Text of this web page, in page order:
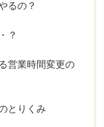
るの？
？
営業時間変更の
とりくみ